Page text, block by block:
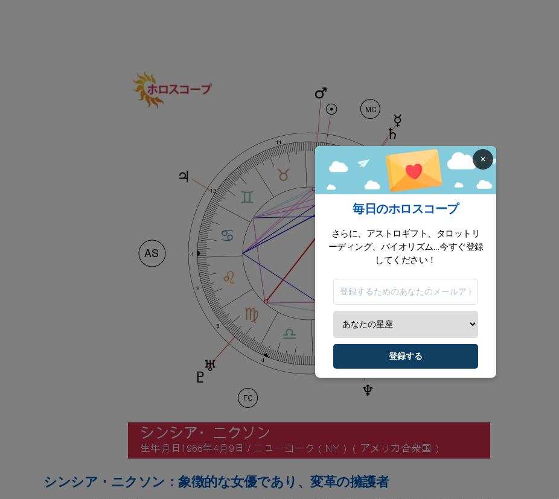
シンシア・ニクソン：象徴的な女優であり、変革の擁護者
×
毎日のホロスコープ
さらに、アストロギフト、タロットリ
ーディング、バイオリズム...今すぐ登録
してください！
登録する